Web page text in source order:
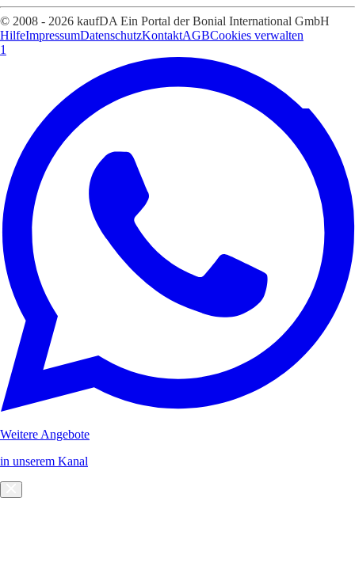
© 2008 - 2026 kaufDA Ein Portal der Bonial International GmbH
HilfeImpressumDatenschutzKontaktAGBCookies verwalten
1
Weitere Angebote
in unserem Kanal